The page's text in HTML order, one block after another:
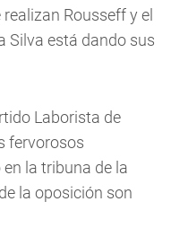
Rousseff y el
Silva está dando sus
Laborista de
fervorosos
la tribuna de la
la oposición son